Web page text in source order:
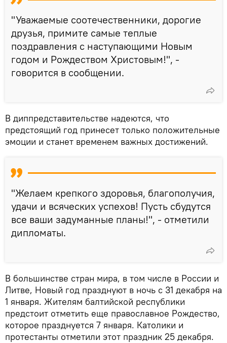
"Уважаемые соотечественники, дорогие
друзья, примите самые теплые
поздравления с наступающими Новым
годом и Рождеством Христовым!", -
говорится в сообщении.
В диппредставительстве надеются, что
предстоящий год принесет только положительные
эмоции и станет временем важных достижений.
"Желаем крепкого здоровья, благополучия,
удачи и всяческих успехов! Пусть сбудутся
все ваши задуманные планы!", - отметили
дипломаты.
В большинстве стран мира, в том числе в России и
Литве, Новый год празднуют в ночь с 31 декабря на
1 января. Жителям балтийской республики
предстоит отметить еще православное Рождество,
которое празднуется 7 января. Католики и
протестанты отметили этот праздник 25 декабря.